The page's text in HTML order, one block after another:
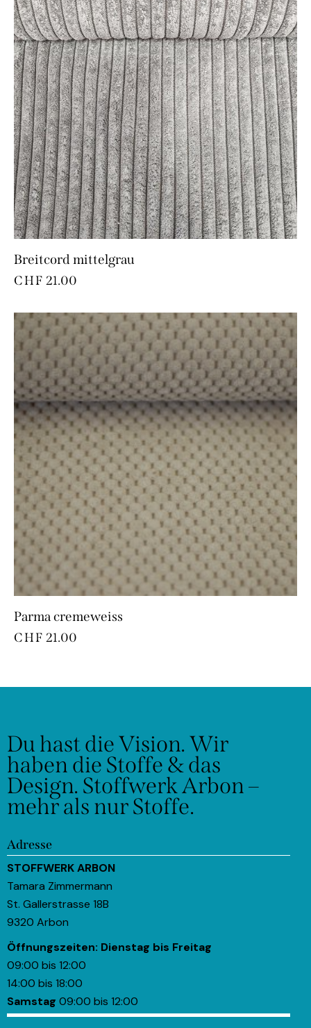
Breitcord mittelgrau
CHF 21.00
Parma cremeweiss
CHF 21.00
Du hast die Vision.Wir
haben die Stoffe & das
Design. Stoffwerk Arbon –
mehr als nur Stoffe.
Adresse
STOFFWERK ARBON
Tamara Zimmermann
St. Gallerstrasse 18B
9320 Arbon
Öffnungszeiten: Dienstag bis Freitag
09:00 bis 12:00
14:00 bis 18:00
Samstag 09:00 bis 12:00